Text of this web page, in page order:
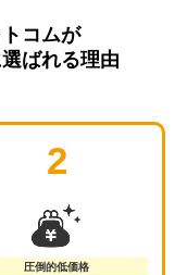
コムが
ばれる理由
2
圧倒的低価格